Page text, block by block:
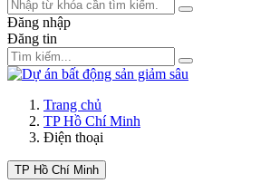
Đăng nhập
Đăng tin
Trang chủ
TP Hồ Chí Minh
Điện thoại
TP Hồ Chí Minh